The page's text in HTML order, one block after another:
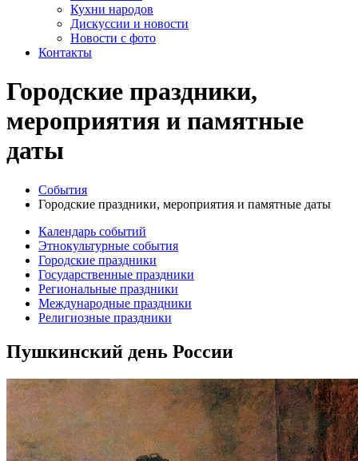
Кухни народов
Дискуссии и новости
Новости с фото
Контакты
Городские праздники,
мероприятия и памятные
даты
События
Городские праздники, мероприятия и памятные даты
Календарь событий
Этнокультурные события
Городские праздники
Государственные праздники
Региональные праздники
Международные праздники
Религиозные праздники
Пушкинский день России